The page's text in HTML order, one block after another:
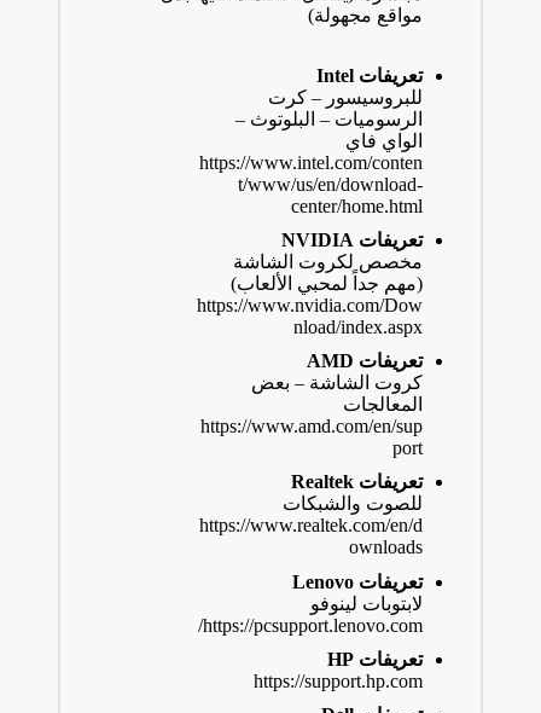
مواقع مجهولة)
تعريفات Intel
للبروسيسور – كرت
الرسوميات – البلوتوث –
الواي فاي
https://www.intel.com/conten
t/www/us/en/download-
center/home.html
تعريفات NVIDIA
مخصص لكروت الشاشة
(مهم جداً لمحبي الألعاب)
https://www.nvidia.com/Dow
nload/index.aspx
تعريفات AMD
كروت الشاشة – بعض
المعالجات
https://www.amd.com/en/sup
port
تعريفات Realtek
للصوت والشبكات
https://www.realtek.com/en/d
ownloads
تعريفات Lenovo
لابتوبات لينوفو
https://pcsupport.lenovo.com/
تعريفات HP
https://support.hp.com